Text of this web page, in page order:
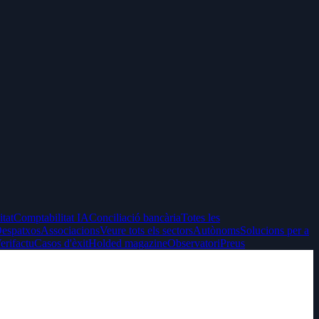
Comptabilitat IAConciliació bancàriaTotes les
AssociacionsVeure tots els sectorsAutònomsSolucions per a
Casos d'èxitHolded magazineObservatoriPreus